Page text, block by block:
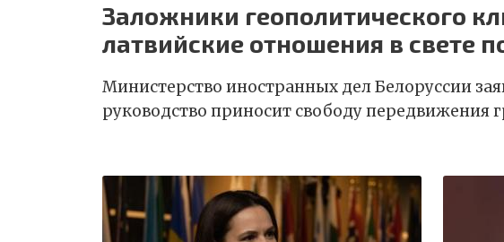
Заложники геополитического
латвийские отношения в свете
Министерство иностранных дел Белоруссии
руководство приносит свободу передвижения